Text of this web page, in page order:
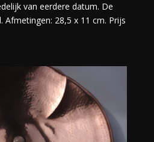
van eerdere datum. De
Afmetingen: 28,5 x 11 cm. Prijs